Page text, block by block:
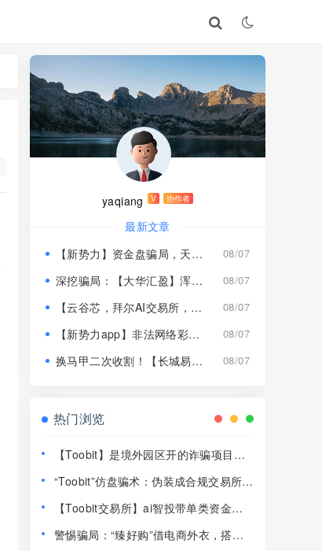
yaqiang V 协作者
最新文章
【新势力】资金盘骗局，天宫国际和平娱乐的狗推换个马甲又来割韭菜！
08/07
深挖骗局：【大华汇盈】浑身造假，冒用演员充当总监，啼笑皆非！ 08/07
【云谷芯，拜尔AI交易所，塔吉跨境电商】这3个项目都是骗局，近期跑路跟即将崩盘收割，赶紧远离！ 08/07
【新势力app】非法网络彩票骗局，“天宫国际”和“和平娱乐”骗子搞的杀猪盘，远离！ 08/07
换马甲二次收割！【长城易趣】平移【康盛科技】又是致命骗局！ 08/07
热门浏览
【Toobit】是境外园区开的诈骗项目，
“Toobit”仿盘骗术：伪装成合规交易所，
骗局！
【Toobit交易所】ai智投带单类资金盘
离！
警惕骗局：“臻好购”借电商外衣，搭建